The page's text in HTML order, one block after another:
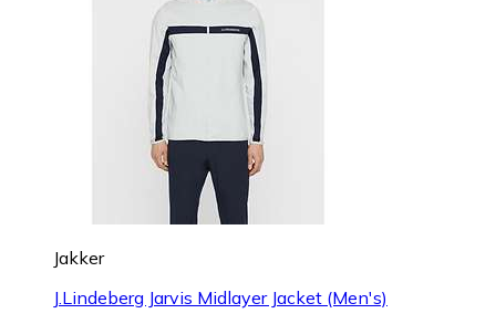
Jakker
J.Lindeberg Jarvis Midlayer Jacket (Men's)